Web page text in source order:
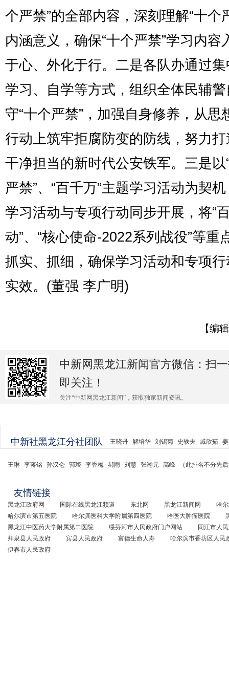
个严禁”的全部内容，深刻理解“十个
内涵意义，确保“十个严禁”学习内容
于心、外化于行。二是各队办通过
学习、自学等方式，组织全体民辅
守“十个严禁”，加强自身修养，从思
行动上筑牢拒腐防变的防线，努力
干净担当的新时代公安铁军。三是以
严禁”、“百千万”主题学习活动为契
学习活动与专项行动同步开展，将“
动”、“核心使命-2022系列战役”等重
抓实、抓细，确保学习活动和专项
实效。(董强 李广明)
【编
中新网黑龙江新闻官方微信：扫
即关注！
关注“中新网黑龙江新闻”，获取独家新闻资讯。
中新社黑龙江分社团队 王晓丹 解培华 刘锡菊 史轶夫 戚欣茹
王琳 李蒋铭 孙汉仑 郭璨 李香梅 郝雨 刘慧 张瀚元 高峰 （此排名不分先
友情链接
黑龙江政府网 国际在线黑龙江频道 东北网 黑龙江新闻网
哈
哈尔滨市第五医院
哈尔滨医科大学附属第四医院 哈医大肿瘤医院
黑龙江中医药大学附属第二医院
绥芬河市人民政府门户网站
同江市人
拜泉县人民政府
宾县人民政府 富德生命人寿
哈尔滨市香坊区人民
伊春市人民政府